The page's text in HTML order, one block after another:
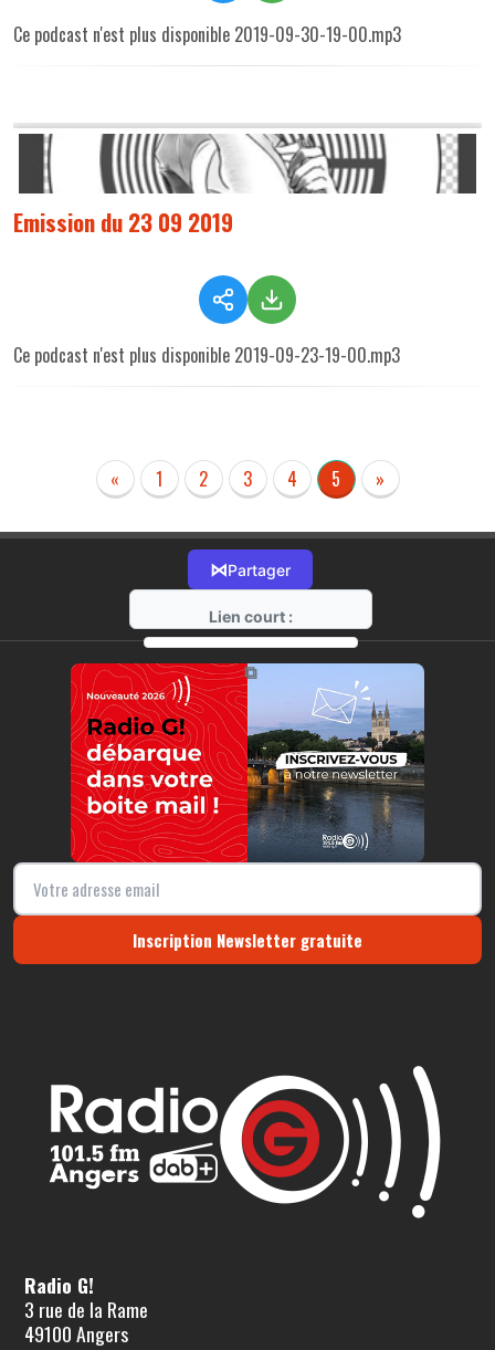
Ce podcast n'est plus disponible 2019-09-30-19-00.mp3
Emission du 23 09 2019
Ce podcast n'est plus disponible 2019-09-23-19-00.mp3
« 1 2 3 4 5 »
⋈Partager
Lien court :
https://radio-g.fr?r49
⧉
Inscription Newsletter gratuite
Radio G!
3 rue de la Rame
49100 Angers